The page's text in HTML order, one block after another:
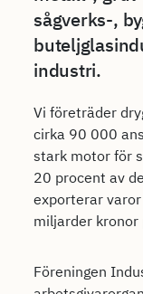
sågverks-,
industri.
Vi företräder
cirka 90 000
stark motor för
20 procent av
exporterar
miljarder kronor
Föreningen